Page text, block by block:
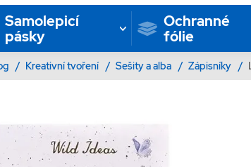
Samolepicí
pásky
Ochranné
fólie
/ Kreativní tvoření / Sešity a alba / Zápisníky /